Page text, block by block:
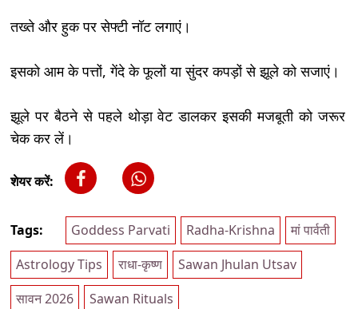
तख्ते और हुक पर सेफ्टी नॉट लगाएं।
इसको आम के पत्तों, गेंदे के फूलों या सुंदर कपड़ों से झूले को सजाएं।
झूले पर बैठने से पहले थोड़ा वेट डालकर इसकी मजबूती को जरूर
चेक कर लें।
शेयर करें:
Tags: Goddess Parvati Radha-Krishna
मां पार्वती
Astrology Tips
राधा-कृष्ण
Sawan Jhulan Utsav
सावन 2026
Sawan Rituals